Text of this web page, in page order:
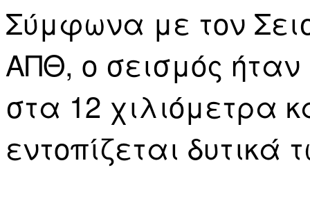
Σύμφωνα με τον
ΑΠΘ, ο σεισμός
στα 12 χιλιόμετρα
εντοπίζεται